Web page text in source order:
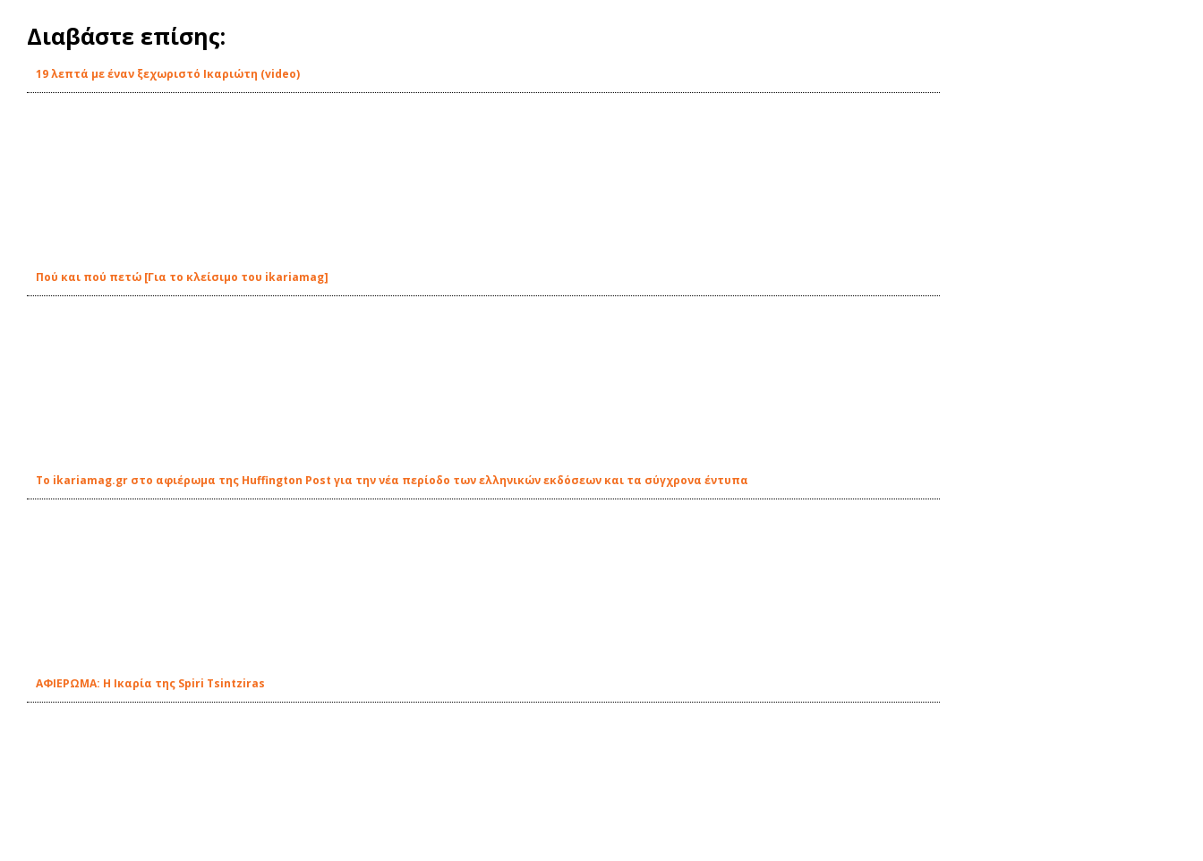
Διαβάστε επίσης:
19 λεπτά με έναν ξεχωριστό Ικαριώτη (video)
Πού και πού πετώ [Για το κλείσιμο του ikariamag]
Το ikariamag.gr στο αφιέρωμα της Huffington Post για την νέα περίοδο των ελληνικών εκδόσεων και τα σύγχρονα έντυπα
ΑΦΙΕΡΩΜΑ: Η Ικαρία της Spiri Tsintziras